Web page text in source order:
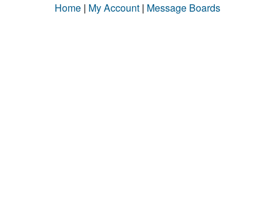
Home | My Account | Message Boards